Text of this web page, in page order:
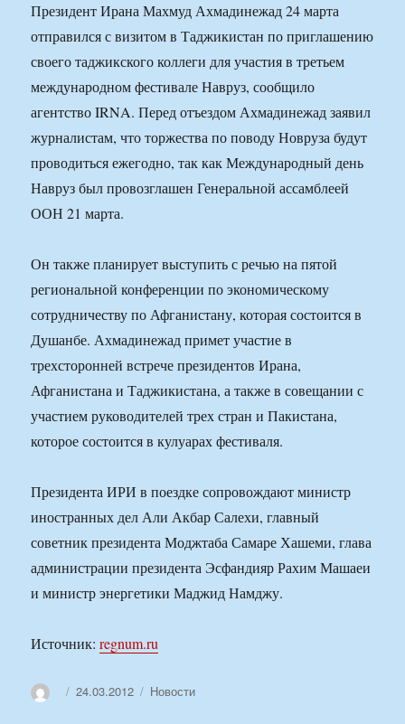
Президент Ирана Махмуд Ахмадинежад 24 марта
отправился с визитом в Таджикистан по приглашению
своего таджикского коллеги для участия в третьем
международном фестивале Навруз, сообщило
агентство IRNA. Перед отъездом Ахмадинежад заявил
журналистам, что торжества по поводу Новруза будут
проводиться ежегодно, так как Международный день
Навруз был провозглашен Генеральной ассамблеей
ООН 21 марта.
Он также планирует выступить с речью на пятой
региональной конференции по экономическому
сотрудничеству по Афганистану, которая состоится в
Душанбе. Ахмадинежад примет участие в
трехсторонней встрече президентов Ирана,
Афганистана и Таджикистана, а также в совещании с
участием руководителей трех стран и Пакистана,
которое состоится в кулуарах фестиваля.
Президента ИРИ в поездке сопровождают министр
иностранных дел Али Акбар Салехи, главный
советник президента Моджтаба Самаре Хашеми, глава
администрации президента Эсфандияр Рахим Машаеи
и министр энергетики Маджид Намджу.
Источник:regnum.ru
АвторОпубликовано
24.03.2012 Рубрики
Новости